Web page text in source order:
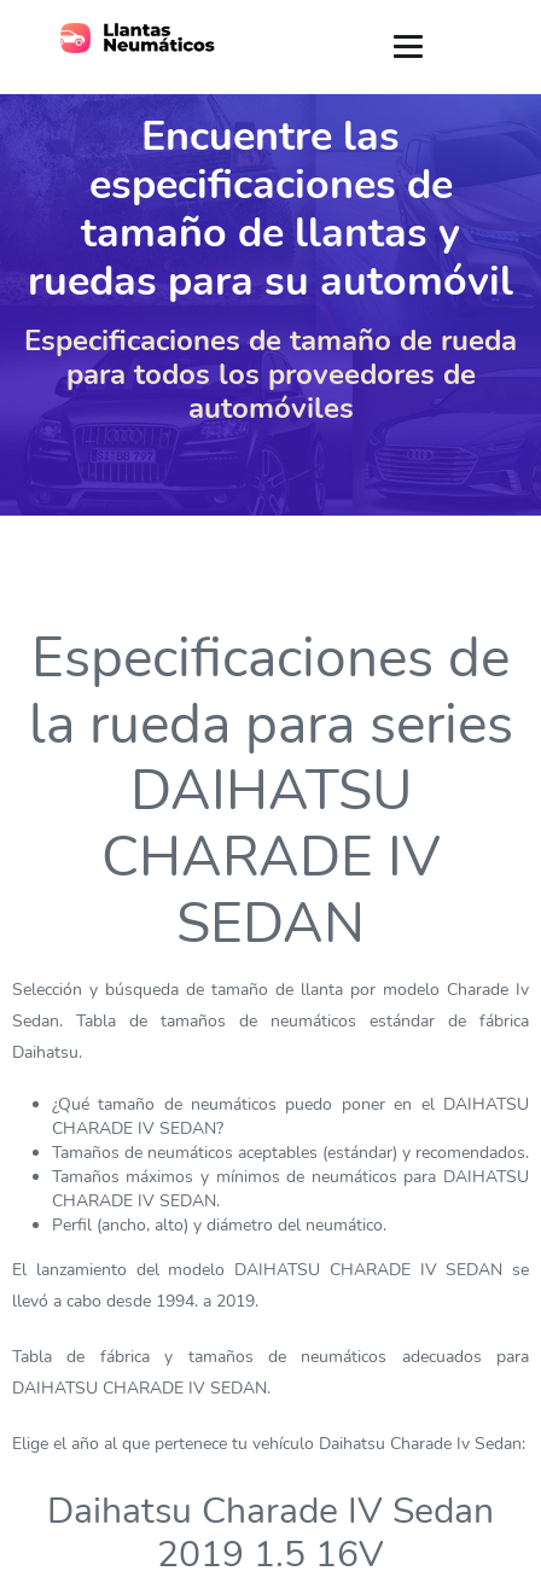
Encuentre las
especificaciones de
tamaño de llantas y
ruedas para su automóvil
Especificaciones de tamaño de rueda
para todos los proveedores de
automóviles
Especificaciones de
la rueda para series
DAIHATSU
CHARADE IV
SEDAN
Selección y búsqueda de tamaño de llanta por modelo Charade Iv
Sedan. Tabla de tamaños de neumáticos estándar de fábrica
Daihatsu.
¿Qué tamaño de neumáticos puedo poner en el DAIHATSU
CHARADE IV SEDAN?
Tamaños de neumáticos aceptables (estándar) y recomendados.
Tamaños máximos y mínimos de neumáticos para DAIHATSU
CHARADE IV SEDAN.
Perfil (ancho, alto) y diámetro del neumático.
El lanzamiento del modelo DAIHATSU CHARADE IV SEDAN se
llevó a cabo desde 1994. a 2019.
Tabla de fábrica y tamaños de neumáticos adecuados para
DAIHATSU CHARADE IV SEDAN.
Elige el año al que pertenece tu vehículo Daihatsu Charade Iv Sedan:
Daihatsu Charade IV Sedan
2019 1.5 16V